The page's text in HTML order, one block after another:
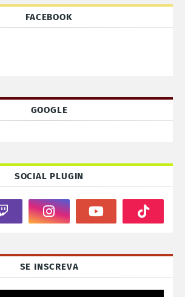
FACEBOOK
GOOGLE
SOCIAL PLUGIN
SE INSCREVA